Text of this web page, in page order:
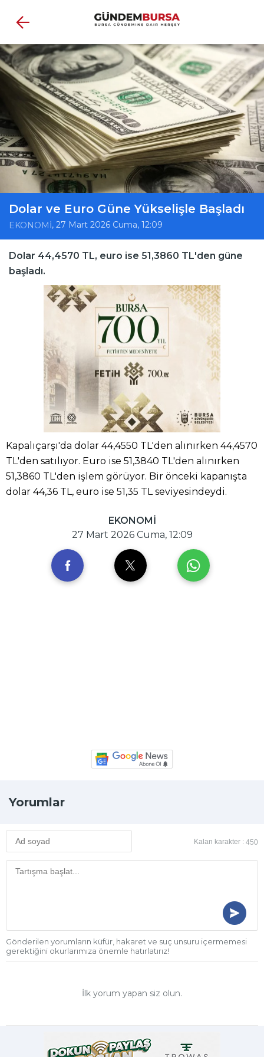
Dolar ve Euro Güne Yükselişle Başladı
EKONOMİ, 27 Mart 2026 Cuma, 12:09
Dolar 44,4570 TL, euro ise 51,3860 TL'den güne
başladı.
Kapalıçarşı'da dolar 44,4550 TL'den alınırken 44,4570
TL'den satılıyor. Euro ise 51,3840 TL'den alınırken
51,3860 TL'den işlem görüyor. Bir önceki kapanışta
dolar 44,36 TL, euro ise 51,35 TL seviyesindeydi.
EKONOMİ
27 Mart 2026 Cuma, 12:09
Yorumlar
Kalan karakter : 450
Gönderilen yorumların küfür, hakaret ve suç unsuru içermemesi
gerektiğini okurlarımıza önemle hatırlatırız!
İlk yorum yapan siz olun.